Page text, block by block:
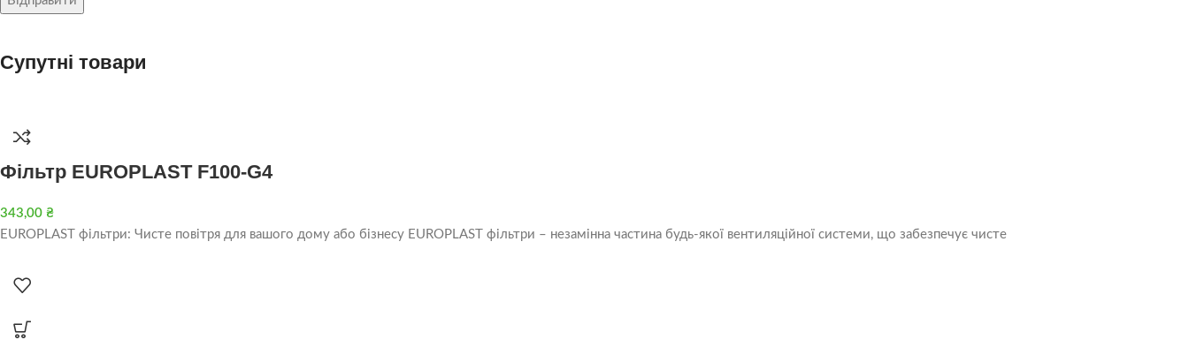
Супутні товари
Фільтр EUROPLAST F100-G4
343,00 ₴
EUROPLAST фільтри: Чисте повітря для вашого дому або бізнесу EUROPLAST фільтри – незамінна частина будь-якої вентиляційної системи, що забезпечує чисте